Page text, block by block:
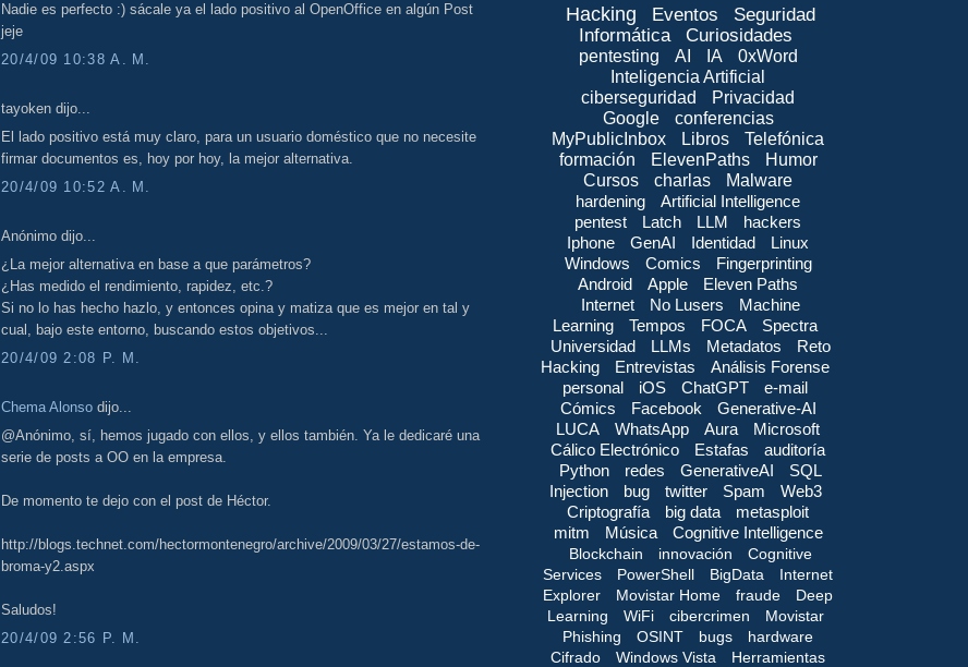
Nadie es perfecto :) sácale ya el lado positivo al OpenOffice en algún Post
jeje
20/4/09 10:38 A. M.
tayoken dijo...
El lado positivo está muy claro, para un usuario doméstico que no necesite
firmar documentos es, hoy por hoy, la mejor alternativa.
20/4/09 10:52 A. M.
Anónimo dijo...
¿La mejor alternativa en base a que parámetros?
¿Has medido el rendimiento, rapidez, etc.?
Si no lo has hecho hazlo, y entonces opina y matiza que es mejor en tal y
cual, bajo este entorno, buscando estos objetivos...
20/4/09 2:08 P. M.
Chema Alonso dijo...
@Anónimo, sí, hemos jugado con ellos, y ellos también. Ya le dedicaré una
serie de posts a OO en la empresa.
De momento te dejo con el post de Héctor.
http://blogs.technet.com/hectormontenegro/archive/2009/03/27/estamos-de-
broma-y2.aspx
Saludos!
20/4/09 2:56 P. M.
Hacking Eventos
Seguridad
Informática
Curiosidades
pentesting AI IA
0xWord
Inteligencia Artificial
ciberseguridad
Privacidad
Google
conferencias
MyPublicInbox
Libros
Telefónica
formación
ElevenPaths
Humor
Cursos
charlas
Malware
hardening
Artificial Intelligence
pentest
Latch LLM
hackers
Iphone
GenAI Identidad
Linux
Windows
Comics
Fingerprinting
Android
Apple
Eleven Paths
Internet
No Lusers
Machine
Learning
Tempos FOCA
Spectra
Universidad
LLMs Metadatos
Reto
Hacking
Entrevistas
Análisis Forense
personal
iOS ChatGPT
e-mail
Cómics
Facebook
Generative-AI
LUCA
WhatsApp Aura
Microsoft
Cálico Electrónico
Estafas
auditoría
Python
redes GenerativeAI
SQL
Injection
bug twitter Spam
Web3
Criptografía
big data
metasploit
mitm
Música Cognitive Intelligence
Blockchain innovación
Cognitive
Services
PowerShell BigData
Internet
Explorer
Movistar Home fraude
Deep
Learning
WiFi cibercrimen
Movistar
Phishing
OSINT bugs
hardware
Cifrado
Windows Vista
Herramientas